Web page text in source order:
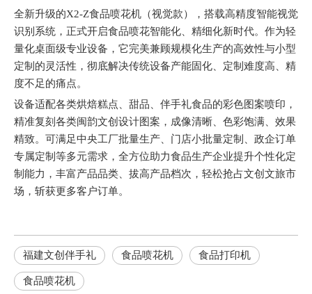
全新升级的X2-Z食品喷花机（视觉款），搭载高精度智能视觉
识别系统，正式开启食品喷花智能化、精细化新时代。作为轻
量化桌面级专业设备，它完美兼顾规模化生产的高效性与小型
定制的灵活性，彻底解决传统设备产能固化、定制难度高、精
度不足的痛点。
设备适配各类烘焙糕点、甜品、伴手礼食品的彩色图案喷印，
精准复刻各类闽韵文创设计图案，成像清晰、色彩饱满、效果
精致。可满足中央工厂批量生产、门店小批量定制、政企订单
专属定制等多元需求，全方位助力食品生产企业提升个性化定
制能力，丰富产品品类、拔高产品档次，轻松抢占文创文旅市
场，斩获更多客户订单。
福建文创伴手礼 食品喷花机 食品打印机
食品喷花机